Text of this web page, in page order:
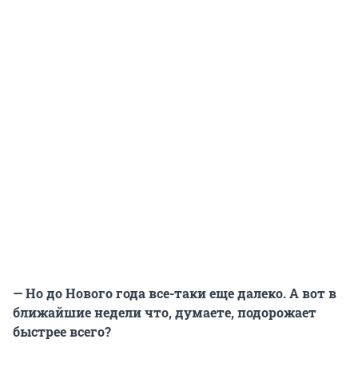
— Но до Нового года все-таки еще далеко. А вот в
ближайшие недели что, думаете, подорожает
быстрее всего?